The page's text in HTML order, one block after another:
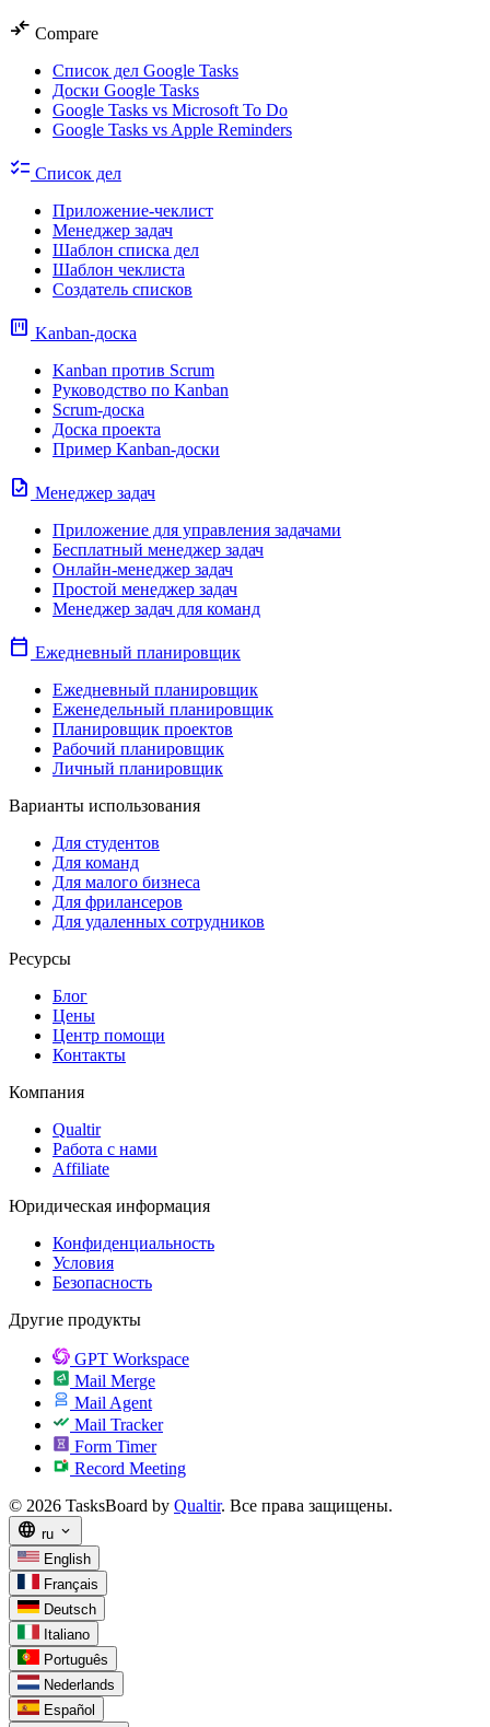
compare_arrows Compare
Список дел Google Tasks
Доски Google Tasks
Google Tasks vs Microsoft To Do
Google Tasks vs Apple Reminders
checklist Список дел
Приложение-чеклист
Менеджер задач
Шаблон списка дел
Шаблон чеклиста
Создатель списков
view_kanban Kanban-доска
Kanban против Scrum
Руководство по Kanban
Scrum-доска
Доска проекта
Пример Kanban-доски
task Менеджер задач
Приложение для управления задачами
Бесплатный менеджер задач
Онлайн-менеджер задач
Простой менеджер задач
Менеджер задач для команд
calendar_today Ежедневный планировщик
Ежедневный планировщик
Еженедельный планировщик
Планировщик проектов
Рабочий планировщик
Личный планировщик
Варианты использования
Для студентов
Для команд
Для малого бизнеса
Для фрилансеров
Для удаленных сотрудников
Ресурсы
Блог
Цены
Центр помощи
Контакты
Компания
Qualtir
Работа с нами
Affiliate
Юридическая информация
Конфиденциальность
Условия
Безопасность
Другие продукты
GPT Workspace
Mail Merge
Mail Agent
Mail Tracker
Form Timer
Record Meeting
© 2026 TasksBoard by Qualtir. Все права защищены.
language ru expand_more
English
Français
Deutsch
Italiano
Português
Nederlands
Español